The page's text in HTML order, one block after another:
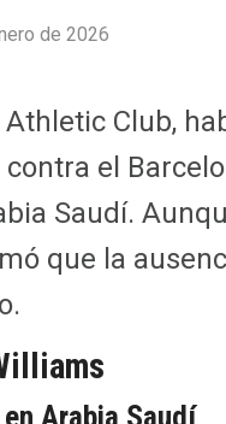
de 2026
Club,
el
Saudí.
que la